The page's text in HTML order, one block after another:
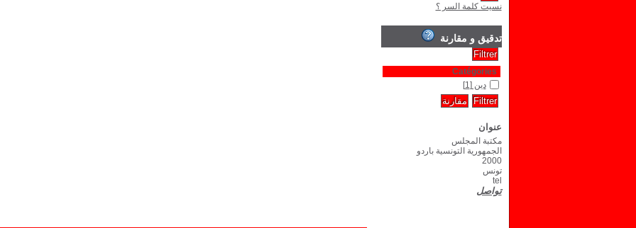
نسيت كلمة السر ؟
تدقيق و مقارنة
Catégories
دين [1]
عنوان
مكتبة المجلس
الجمهورية التونسية باردو
2000
تونس
tel
تواصل